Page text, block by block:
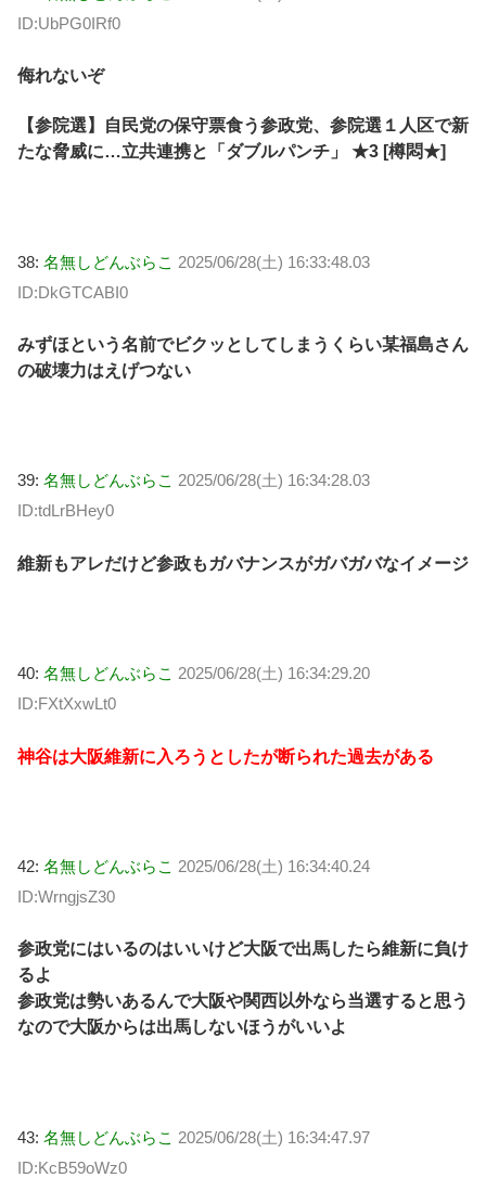
ID:UbPG0IRf0
侮れないぞ
【参院選】自民党の保守票食う参政党、参院選１人区で新
たな脅威に…立共連携と「ダブルパンチ」 ★3 [樽悶★]
38: 名無しどんぶらこ 2025/06/28(土) 16:33:48.03
ID:DkGTCABI0
みずほという名前でビクッとしてしまうくらい某福島さん
の破壊力はえげつない
39: 名無しどんぶらこ 2025/06/28(土) 16:34:28.03
ID:tdLrBHey0
維新もアレだけど参政もガバナンスがガバガバなイメージ
40: 名無しどんぶらこ 2025/06/28(土) 16:34:29.20
ID:FXtXxwLt0
神谷は大阪維新に入ろうとしたが断られた過去がある
42: 名無しどんぶらこ 2025/06/28(土) 16:34:40.24
ID:WrngjsZ30
参政党にはいるのはいいけど大阪で出馬したら維新に負け
るよ
参政党は勢いあるんで大阪や関西以外なら当選すると思う
なので大阪からは出馬しないほうがいいよ
43: 名無しどんぶらこ 2025/06/28(土) 16:34:47.97
ID:KcB59oWz0